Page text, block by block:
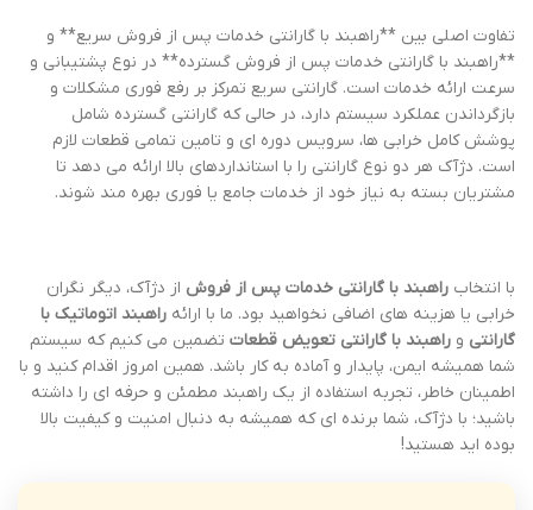
تفاوت اصلی بین **راهبند با گارانتی خدمات پس از فروش سریع** و
**راهبند با گارانتی خدمات پس از فروش گسترده** در نوع پشتیبانی و
سرعت ارائه خدمات است. گارانتی سریع تمرکز بر رفع فوری مشکلات و
بازگرداندن عملکرد سیستم دارد، در حالی که گارانتی گسترده شامل
پوشش کامل خرابی ها، سرویس دوره ای و تامین تمامی قطعات لازم
است. دژآک هر دو نوع گارانتی را با استانداردهای بالا ارائه می دهد تا
مشتریان بسته به نیاز خود از خدمات جامع یا فوری بهره مند شوند.
با انتخاب راهبند با گارانتی خدمات پس از فروش از دژآک، دیگر نگران
خرابی یا هزینه های اضافی نخواهید بود. ما با ارائه راهبند اتوماتیک با
گارانتی و راهبند با گارانتی تعویض قطعات تضمین می کنیم که سیستم
شما همیشه ایمن، پایدار و آماده به کار باشد. همین امروز اقدام کنید و با
اطمینان خاطر، تجربه استفاده از یک راهبند مطمئن و حرفه ای را داشته
باشید؛ با دژآک، شما برنده ای که همیشه به دنبال امنیت و کیفیت بالا
بوده اید هستید!